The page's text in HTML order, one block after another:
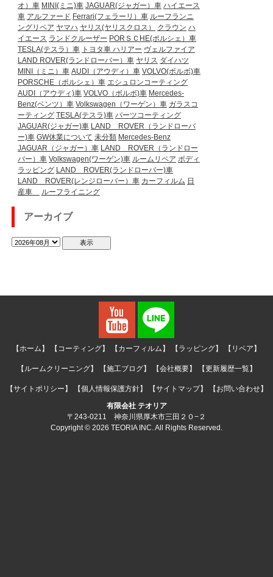
オ）車 MINI(ミニ)車 JAGUAR(ジャガー）車 ハイエース
車 アルファード Ferrari(フェラーリ）車 ルーフランニ
ングリペア ヤマハ ヤリス(ヤリスクロス） クラウン ハ
イエース ランドクルーザー PORＳＣHE(ポルシェ）車
TESLA(テスラ）車 トヨタ車 ハリアー ヴェルファイア
LAND ROVER(ランドローバー）車 ヤリス ダイハツ
MINI（ミニ）車 AUDI（アウディ）車 VOLVO(ボルボ)車
PORSCHE（ポルシェ）車 エシュロンコーティング
AUDI（アウディ)車 VOLVO（ボルボ)車 Mercedes-
Benz(ベンツ）車 Volkswagen（ワーゲン）車 ガラスコ
ーティング TESLA(テスラ)車 パーツコーティング
JAGUAR(ジャガー)車 LAND ROVER（ランドローバ
ー)車 GW休業について 未分類 Mercedes-Benz
JAGUAR（ジャガー）車 LAND ROVER（ランドロー
バー）車 Volkswagen(ワーゲン)車 ルームリペア ボディ
ラッピング LAND ROVER(ランドローバー)車
LAND ROVER(レンジローバー）車 カーフィルム 日
産車
ルーフライニング
アーカイブ
【ホーム】 【コーティング】 【カーフィルム】 【ラッピング】 【リペア】
【ルームクリーニング】 【施工ブログ】 【会社概要】 【更新履歴一覧】
【サイトポリシー】 【個人情報保護方針】 【サイトマップ】
【お問い合わせ】
有限会社 テオリア
〒243-0211 神奈川県厚木市三田２０−２
Copyright © 2026 TEORIA INC. All Rights Reserved.